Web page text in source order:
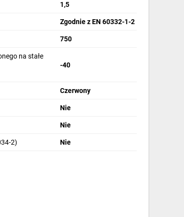
1,5
Zgodnie z EN 60332-1-2
750
na stałe
-40
Czerwony
Nie
Nie
2) Nie